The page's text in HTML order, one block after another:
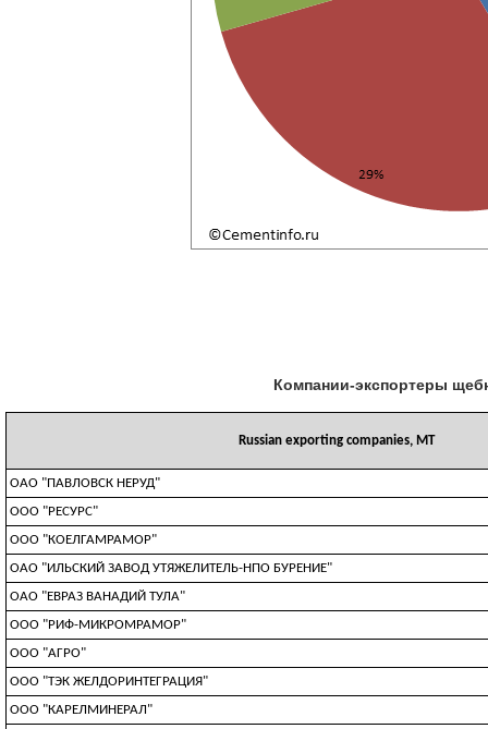
Компании-экспортеры
Russian exporting companies, MT
ОАО "ПАВЛОВСК НЕРУД"
ООО "РЕСУРС"
ООО "КОЕЛГАМРАМОР"
ОАО "ИЛЬСКИЙ ЗАВОД УТЯЖЕЛИТЕЛЬ-НПО БУРЕНИЕ"
ОАО "ЕВРАЗ ВАНАДИЙ ТУЛА"
ООО "РИФ-МИКРОМРАМОР"
ООО "АГРО"
ООО "ТЭК ЖЕЛДОРИНТЕГРАЦИЯ"
ООО "КАРЕЛМИНЕРАЛ"